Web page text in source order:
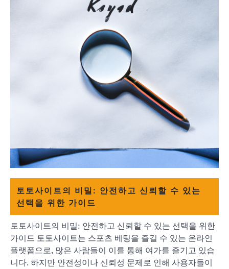
토토사이트의 비밀: 안전하고 신뢰할 수 있는
선택을 위한 가이드
토토사이트의 비밀: 안전하고 신뢰할 수 있는 선택을 위한
가이드 토토사이트는 스포츠 베팅을 즐길 수 있는 온라인
플랫폼으로, 많은 사람들이 이를 통해 여가를 즐기고 있습
니다. 하지만 안전성이나 신뢰성 문제로 인해 사용자들이